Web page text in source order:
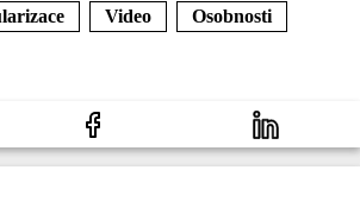
Video
Osobnosti